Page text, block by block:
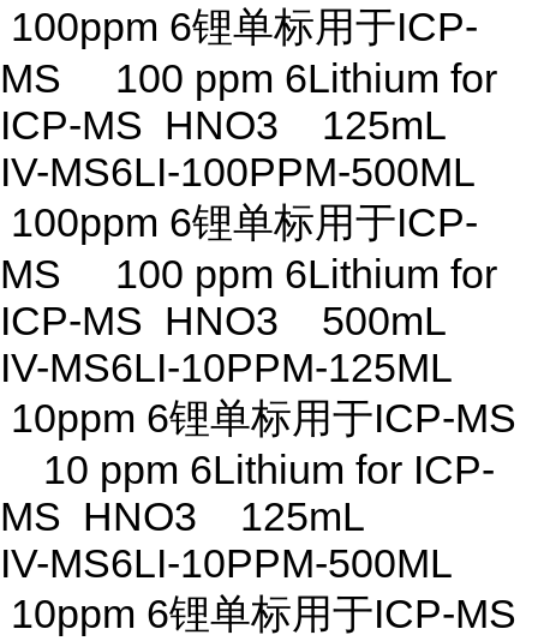
100ppm 6锂单标用于ICP-
MS 100 ppm 6Lithium for
ICP-MS HNO3 125mL
IV-MS6LI-100PPM-500ML
100ppm 6锂单标用于ICP-
MS 100 ppm 6Lithium for
ICP-MS HNO3 500mL
IV-MS6LI-10PPM-125ML
10ppm 6锂单标用于ICP-MS
10 ppm 6Lithium for ICP-
MS HNO3 125mL
IV-MS6LI-10PPM-500ML
10ppm 6锂单标用于ICP-MS